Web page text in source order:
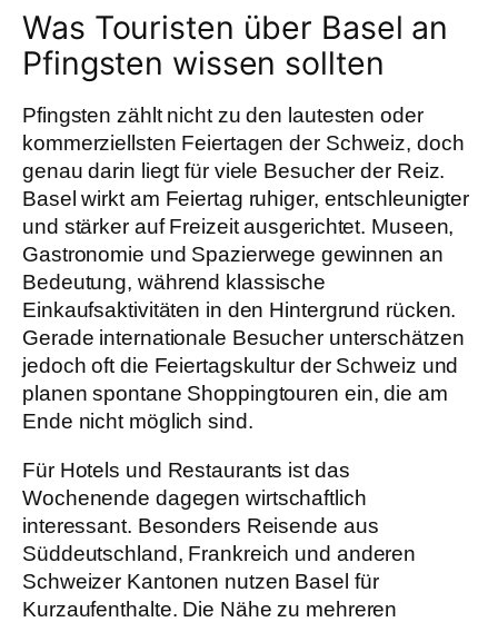
Was Touristen über Basel an
Pfingsten wissen sollten
Pfingsten zählt nicht zu den lautesten oder
kommerziellsten Feiertagen der Schweiz, doch
genau darin liegt für viele Besucher der Reiz.
Basel wirkt am Feiertag ruhiger, entschleunigter
und stärker auf Freizeit ausgerichtet. Museen,
Gastronomie und Spazierwege gewinnen an
Bedeutung, während klassische
Einkaufsaktivitäten in den Hintergrund rücken.
Gerade internationale Besucher unterschätzen
jedoch oft die Feiertagskultur der Schweiz und
planen spontane Shoppingtouren ein, die am
Ende nicht möglich sind.
Für Hotels und Restaurants ist das
Wochenende dagegen wirtschaftlich
interessant. Besonders Reisende aus
Süddeutschland, Frankreich und anderen
Schweizer Kantonen nutzen Basel für
Kurzaufenthalte. Die Nähe zu mehreren